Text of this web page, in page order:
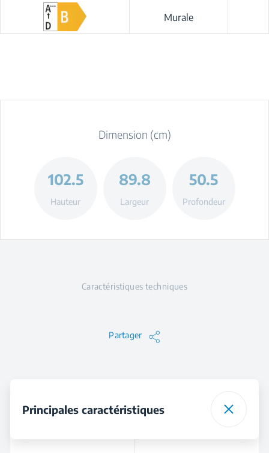
Murale
Dimension (cm)
102.5
Hauteur
89.8
Largeur
50.5
Profondeur
Caractéristiques techniques
Partager
Principales caractéristiques